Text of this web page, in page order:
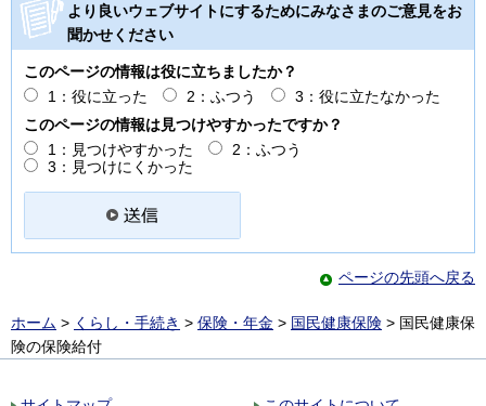
より良いウェブサイトにするためにみなさまのご意見をお
聞かせください
このページの情報は役に立ちましたか？
1：役に立った
2：ふつう
3：役に立たなかった
このページの情報は見つけやすかったですか？
1：見つけやすかった
2：ふつう
3：見つけにくかった
ページの先頭へ戻る
ホーム > くらし・手続き > 保険・年金 > 国民健康保険 > 国民健康保
険の保険給付